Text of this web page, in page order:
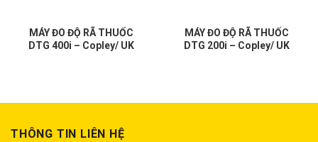
MÁY ĐO ĐỘ RÃ THUỐC
DTG 400i – Copley/ UK
MÁY ĐO ĐỘ RÃ THUỐC
DTG 200i – Copley/ UK
THÔNG TIN LIÊN HỆ